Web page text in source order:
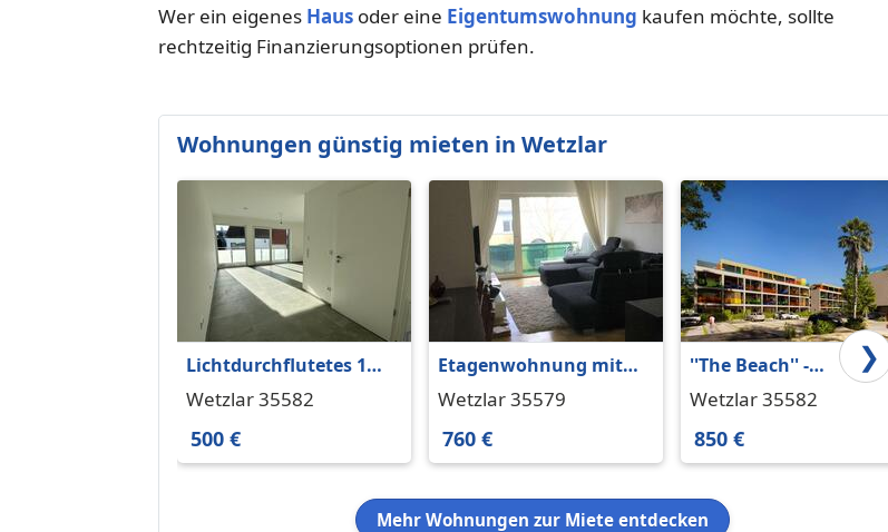
Wer ein eigenes Haus oder eine Eigentumswohnung kaufen möchte, sollte
rechtzeitig Finanzierungsoptionen prüfen.
Wohnungen günstig mieten in Wetzlar
Lichtdurchflutetes 1
Zimmer Apartment in
Wetzlar 35582
500 €
Etagenwohnung mit
Balkon
Wetzlar 35579
760 €
''The Beach'' -
Apartment zum mieten
Wetzlar 35582
850 €
❯
Mehr Wohnungen zur Miete entdecken